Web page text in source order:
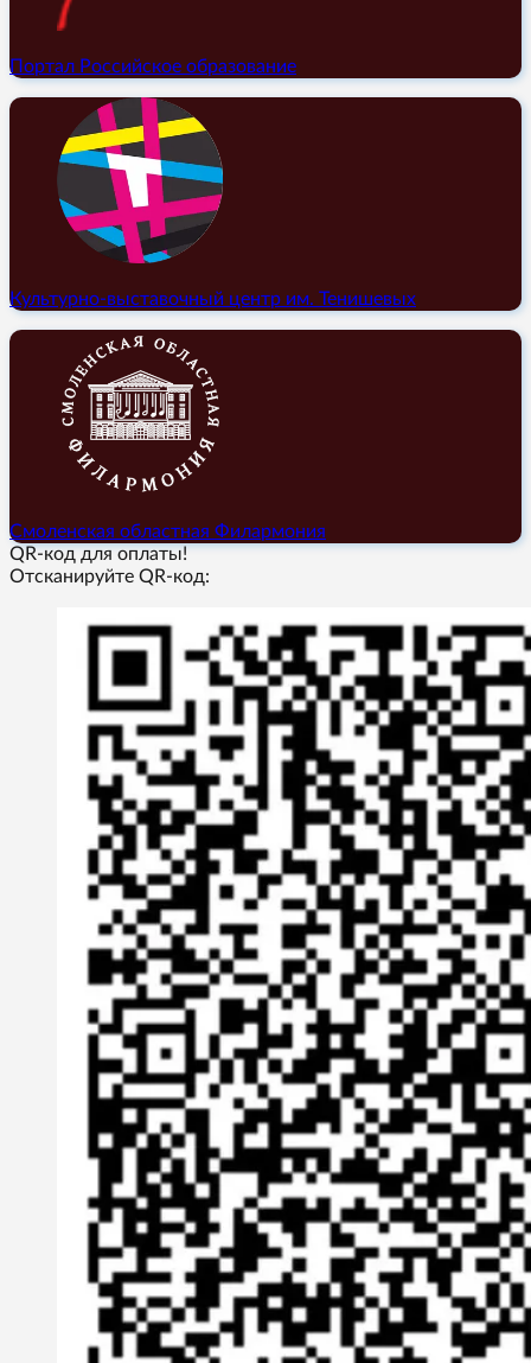
Портал Российское образование
Культурно-выставочный центр им. Тенишевых
Смоленская областная Филармония
QR-код для оплаты!
Отсканируйте QR-код: